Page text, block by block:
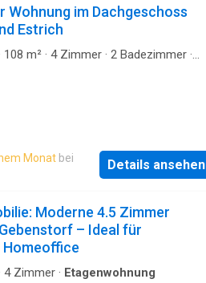
Wohnung im Dachgeschoss
Estrich
108 m² · 4Zimmer · 2 Badezimmer ·
Monat bei
Details ansehen
Moderne 4.5 Zimmer
– Ideal für
Homeoffice
4Zimmer · Etagenwohnung